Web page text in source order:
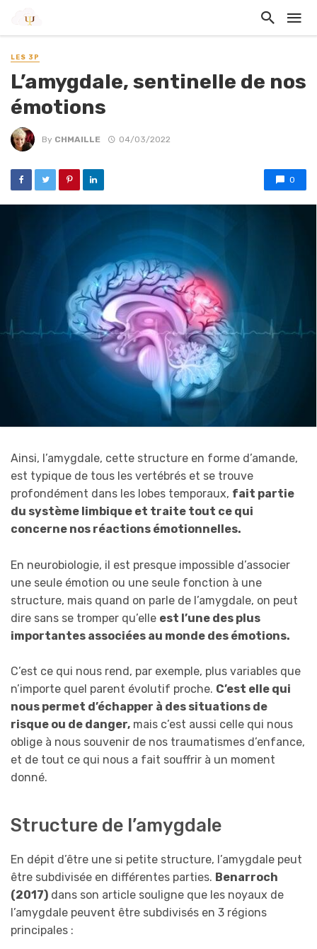
LES 3P
L’amygdale, sentinelle de nos
émotions
By CHMAILLE 04/03/2022
0
Ainsi, l’amygdale, cette structure en forme d’amande,
est typique de tous les vertébrés et se trouve
profondément dans les lobes temporaux, fait partie
du système limbique et traite tout ce qui
concerne nos réactions émotionnelles.
En neurobiologie, il est presque impossible d’associer
une seule émotion ou une seule fonction à une
structure, mais quand on parle de l’amygdale, on peut
dire sans se tromper qu’elle est l’une des plus
importantes associées au monde des émotions.
C’est ce qui nous rend, par exemple, plus variables que
n’importe quel parent évolutif proche. C’est elle qui
nous permet d’échapper à des situations de
risque ou de danger, mais c’est aussi celle qui nous
oblige à nous souvenir de nos traumatismes d’enfance,
et de tout ce qui nous a fait souffrir à un moment
donné.
Structure de l’amygdale
En dépit d’être une si petite structure, l’amygdale peut
être subdivisée en différentes parties. Benarroch
(2017) dans son article souligne que les noyaux de
l’amygdale peuvent être subdivisés en 3 régions
principales :